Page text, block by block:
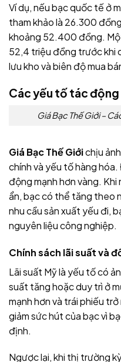
Ví dụ, nếu bạc quốc tế ở
tham khảo là 26.300
khoảng 52.400 đồng.
52,4 triệu đồng trước khi
lưu kho và biên độ mua
Các yếu tố tác động
Giá Bạc Thế Giới –
Giá Bạc Thế Giớichịu
chính và yếu tố hàng
động mạnh hơn vàng.
ẩn, bạc có thể tăng theo
nhu cầu sản xuất yếu đi,
nguyên liệu công nghiệp.
Chính sách lãi suất và
Lãi suất Mỹ là yếu tố có
suất tăng hoặc duy trì ở
mạnh hơn và trái phiếu
giảm sức hút của bạc vì
định.
Ngược lại, khi thị trường